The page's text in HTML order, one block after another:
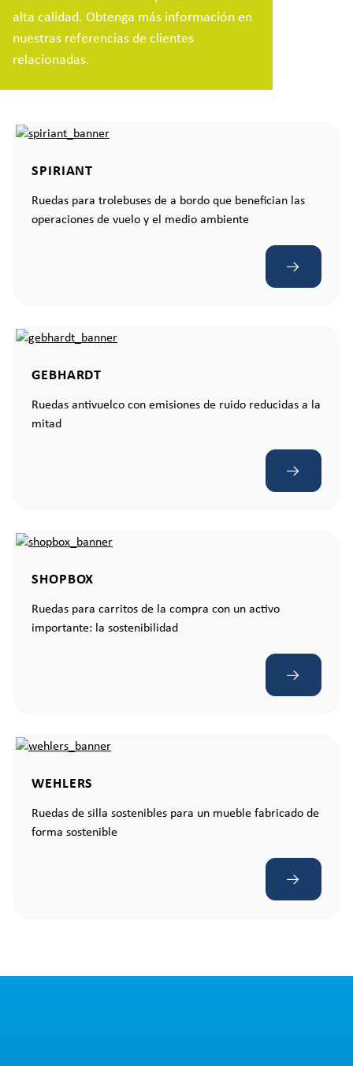
alta calidad. Obtenga más información en
nuestras referencias de clientes
relacionadas.
SPIRIANT
Ruedas para trolebuses de a bordo que benefician las
operaciones de vuelo y el medio ambiente
GEBHARDT
Ruedas antivuelco con emisiones de ruido reducidas a la
mitad
SHOPBOX
Ruedas para carritos de la compra con un activo
importante: la sostenibilidad
WEHLERS
Ruedas de silla sostenibles para un mueble fabricado de
forma sostenible